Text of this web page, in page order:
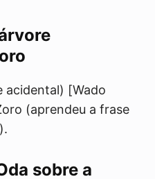
acidental) [Wado
(aprendeu a frase
sobre a